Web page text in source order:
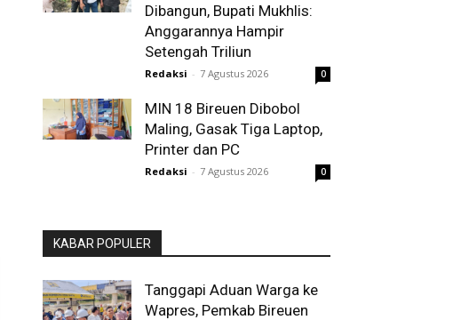
Dibangun, Bupati Mukhlis:
Anggarannya Hampir
Setengah Triliun
Redaksi - 7 Agustus 2026 0
MIN 18 Bireuen Dibobol
Maling, Gasak Tiga Laptop,
Printer dan PC
Redaksi - 7 Agustus 2026 0
KABAR POPULER
Tanggapi Aduan Warga ke
Wapres, Pemkab Bireuen